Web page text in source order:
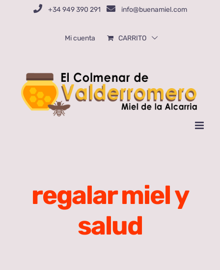
+34 949 390 291 info@buenamiel.com
Mi cuenta CARRITO
regalar miel y
salud